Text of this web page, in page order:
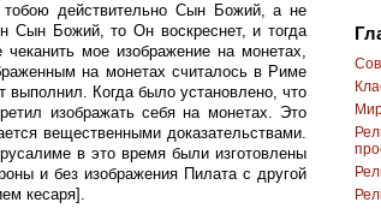
действительно Сын Божий, а не
Сын Божий, то Он воскреснет, и тогда
мое изображение на монетах,
на монетах считалось в Риме
Когда было установлено, что
изображать себя на монетах. Это
вещественными доказательствами.
в это время были изготовлены
и без изображения Пилата с другой
кесаря].